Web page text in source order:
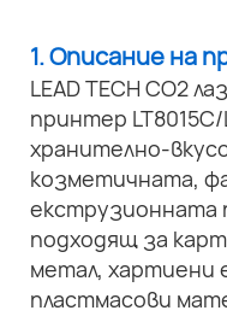
1. Описание на
LEAD TECH CO2
принтер
хранително-
козметичната,
екструзионната
подходящ за
метал, хартиени
пластмасови